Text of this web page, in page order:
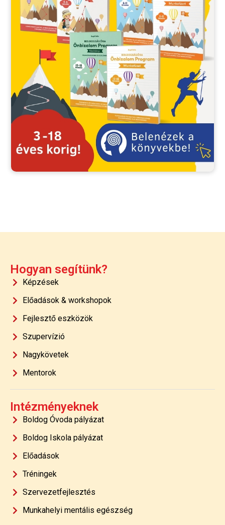
Hogyan segítünk?
Képzések
Előadások & workshopok
Fejlesztő eszközök
Szupervízió
Nagykövetek
Mentorok
Intézményeknek
Boldog Óvoda pályázat
Boldog Iskola pályázat
Előadások
Tréningek
Szervezetfejlesztés
Munkahelyi mentális egészség